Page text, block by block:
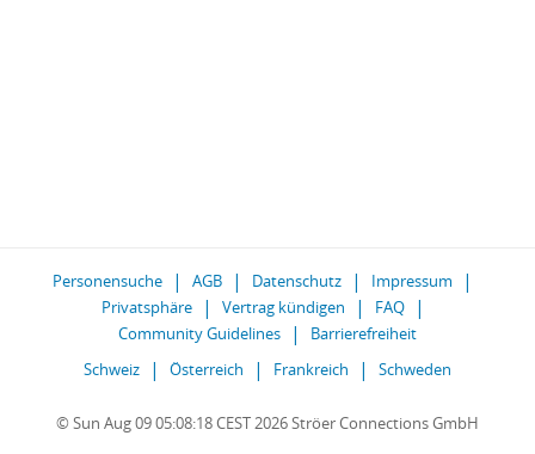
Personensuche AGB Datenschutz
Impressum
Privatsphäre
Vertrag kündigen
FAQ
Community Guidelines
Barrierefreiheit
Schweiz
Österreich Frankreich Schweden
© Sun Aug 09 05:08:18 CEST 2026 Ströer Connections GmbH